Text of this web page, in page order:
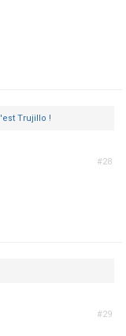
Trujillo !
#28
#29